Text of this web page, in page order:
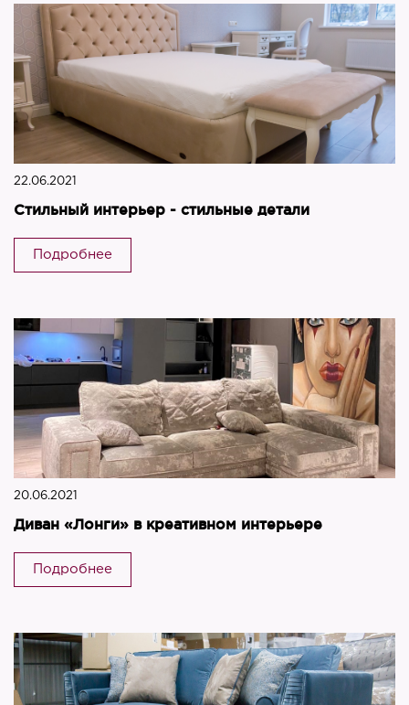
22.06.2021
Стильный интерьер - стильные детали
Подробнее
20.06.2021
Диван «Лонги» в креативном интерьере
Подробнее